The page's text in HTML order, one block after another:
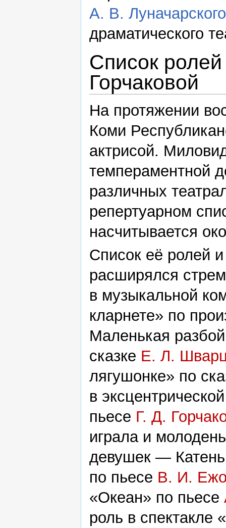
А. В. Луначарского
драматического
Список
Горчаковой
На протяжении
Коми
актрисой.
темпераментной
различных
репертуарном
насчитывается
Список её ролей
расширялся
в музыкальной
кларнете» по
Маленькая
сказке Е. Л.
лягушонке» по
в
пьесе Г. Д.
играла и
девушек —
по пьесе В. И.
«Океан» по пьесе
роль в спектакле